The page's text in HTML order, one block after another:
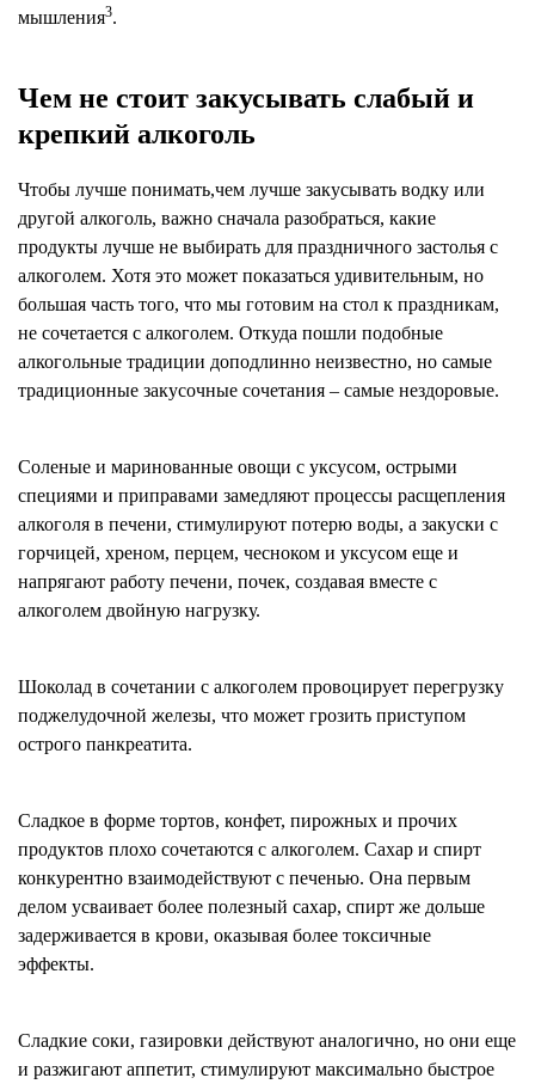
мышления3.
Чем не стоит закусывать слабый и
крепкий алкоголь
Чтобы лучше понимать,чем лучше закусывать водку или
другой алкоголь, важно сначала разобраться, какие
продукты лучше не выбирать для праздничного застолья с
алкоголем. Хотя это может показаться удивительным, но
большая часть того, что мы готовим на стол к праздникам,
не сочетается с алкоголем. Откуда пошли подобные
алкогольные традиции доподлинно неизвестно, но самые
традиционные закусочные сочетания – самые нездоровые.
Соленые и маринованные овощи с уксусом, острыми
специями и приправами замедляют процессы расщепления
алкоголя в печени, стимулируют потерю воды, а закуски с
горчицей, хреном, перцем, чесноком и уксусом еще и
напрягают работу печени, почек, создавая вместе с
алкоголем двойную нагрузку.
Шоколад в сочетании с алкоголем провоцирует перегрузку
поджелудочной железы, что может грозить приступом
острого панкреатита.
Сладкое в форме тортов, конфет, пирожных и прочих
продуктов плохо сочетаются с алкоголем. Сахар и спирт
конкурентно взаимодействуют с печенью. Она первым
делом усваивает более полезный сахар, спирт же дольше
задерживается в крови, оказывая более токсичные
эффекты.
Сладкие соки, газировки действуют аналогично, но они еще
и разжигают аппетит, стимулируют максимально быстрое